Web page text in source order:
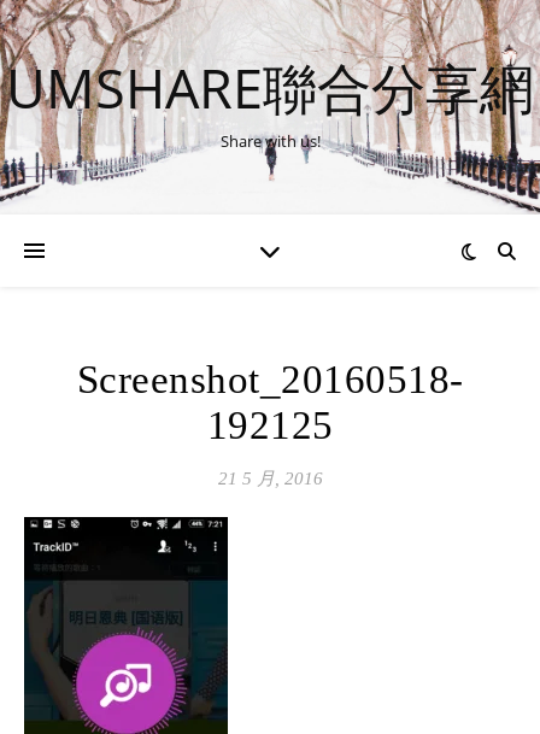
UMSHARE聯合分享網
Share with us!
Screenshot_20160518-
192125
21 5 月, 2016